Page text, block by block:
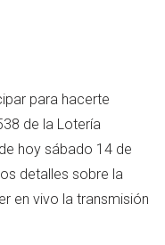
para hacerte
de la Lotería
hoy sábado 14 de
detalles sobre la
en vivo la transmisión